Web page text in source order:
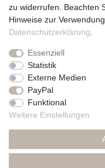
Du erreichst uns von
Montag bis Freitag 10 bis
Telefonisch und per
erreichst Du uns unter:
+49 561 287 907 84
Rechtliches
Impressum
Datenschutzerklärung
zu widerrufen. Beachten
Hinweise zur
Daten­schutz­erklärung
Essenziell
Statistik
Externe Medien
PayPal
Funktional
Weitere Einstellungen